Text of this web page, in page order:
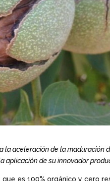
la aceleración de la maduración
de su innovador
es 100% orgánico y cero